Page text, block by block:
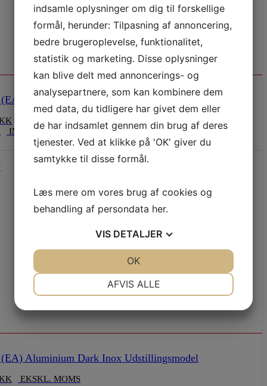
Diamond White
EKSKL. MOMS
INKL. MOMS
Aluminium Dark Inox Udstillingsmodel
EKSKL. MOMS
indsamle oplysninger om dig til forskellige
formål, herunder: Tilpasning af annoncering,
bedre brugeroplevelse, funktionalitet,
statistik og marketing. Disse oplysninger
kan blive delt med annoncerings- og
analysepartnere, som kan kombinere dem
med data, du tidligere har givet dem eller
de har indsamlet gennem din brug af deres
tjenester. Ved at klikke på 'OK' giver du
samtykke til disse formål.
Læs mere om vores brug af cookies og
behandling af persondata her.
VIS DETALJER
AFVIS ALLE
OK